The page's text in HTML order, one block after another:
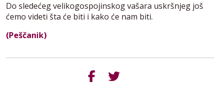
Do sledećeg velikogospojinskog vašara uskršnjeg još
ćemo videti šta će biti i kako će nam biti.
(Peščanik)